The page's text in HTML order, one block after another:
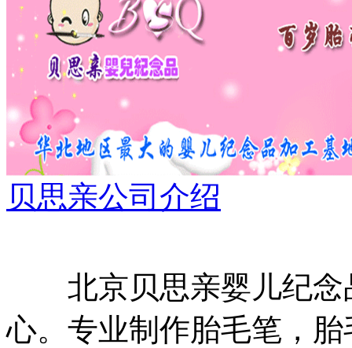
贝思亲公司介绍
北京贝思亲婴儿纪念
心。专业制作胎毛笔，